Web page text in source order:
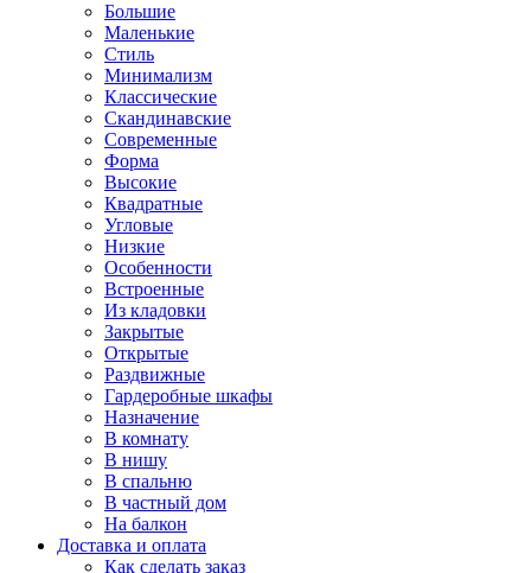
Большие
Маленькие
Стиль
Минимализм
Классические
Скандинавские
Современные
Форма
Высокие
Квадратные
Угловые
Низкие
Особенности
Встроенные
Из кладовки
Закрытые
Открытые
Раздвижные
Гардеробные шкафы
Назначение
В комнату
В нишу
В спальню
В частный дом
На балкон
Доставка и оплата
Как сделать заказ